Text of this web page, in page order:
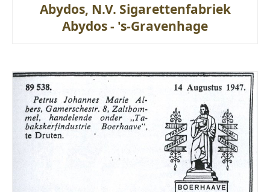
Abydos, N.V. Sigarettenfabriek
Abydos - 's-Gravenhage